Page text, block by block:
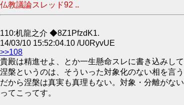
仏教議論スレッド92 ..
110:机龍之介 ◆8Z1PfzdK1.
14/03/10 15:52:04.10 /U0RyvUE
>>108
貴殿は精進せよ、とか一生懸命スレに書き込みし
涅槃というのは、そういった対象化のない相を言う
だから涅槃は真実も真理もない。対象・分離がな
ってこってす。